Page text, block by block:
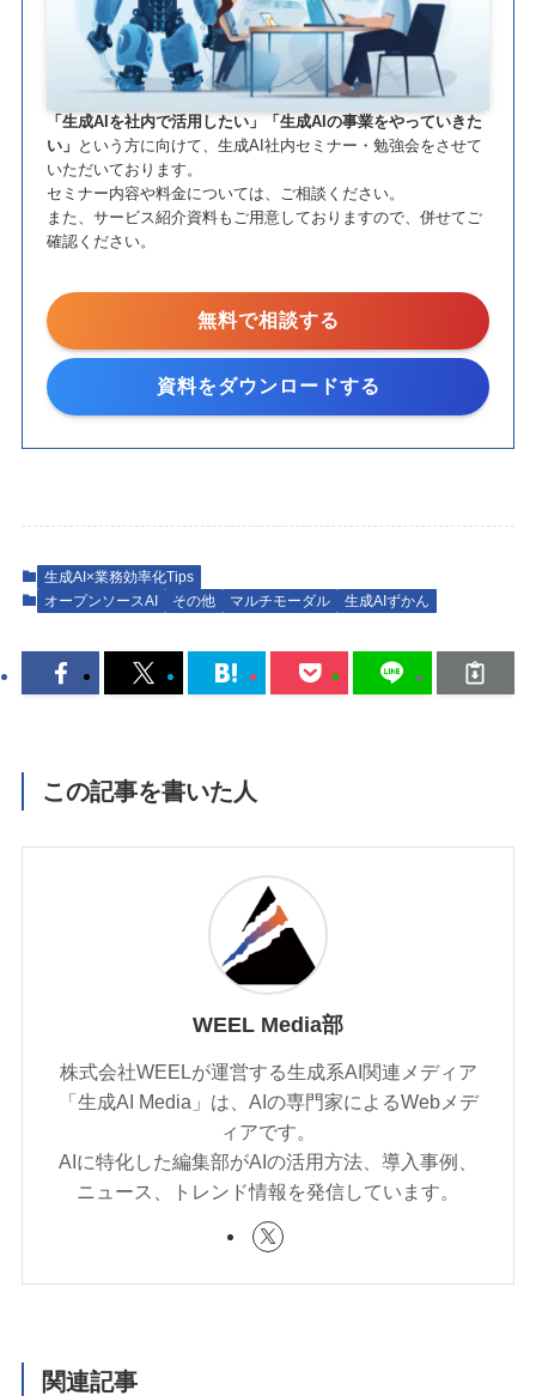
「生成AIを社内で活用したい」「生成AIの事業をやっていきた
い」 という方に向けて、生成AI社内セミナー・勉強会をさせて
いただいております。
セミナー内容や料金については、ご相談ください。
また、サービス紹介資料もご用意しておりますので、併せてご
確認ください。
無料で相談する
資料をダウンロードする
生成AI×業務効率化Tips
オープンソースAI
その他 マルチモーダル 生成AIずかん
この記事を書いた人
WEEL Media部
株式会社WEELが運営する生成系AI関連メディア
「生成AI Media」は、AIの専門家によるWebメデ
ィアです。
AIに特化した編集部がAIの活用方法、導入事例、
ニュース、トレンド情報を発信しています。
関連記事